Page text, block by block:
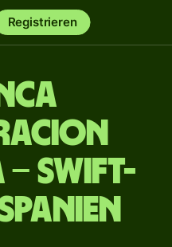
Registrieren
– Swift-